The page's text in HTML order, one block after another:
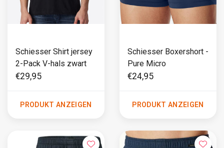
Schiesser Shirt jersey
2-Pack V-hals zwart
€29,95
PRODUKT ANZEIGEN
Schiesser Boxershort -
Pure Micro
€24,95
PRODUKT ANZEIGEN